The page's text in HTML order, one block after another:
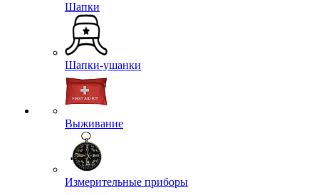
Шапки
Шапки-ушанки
Выживание
Измерительные приборы